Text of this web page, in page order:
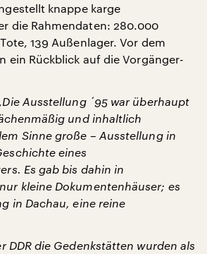
knappe karge
die Rahmendaten: 280.000
139 Außenlager. Vor dem
ein Rückblick auf die Vorgänger-
Ausstellung ´95 war überhaupt
und inhaltlich
Sinne große – Ausstellung in
eines
Es gab bis dahin in
kleine Dokumentenhäuser; es
in Dachau, eine reine
DDR die Gedenkstätten wurden als